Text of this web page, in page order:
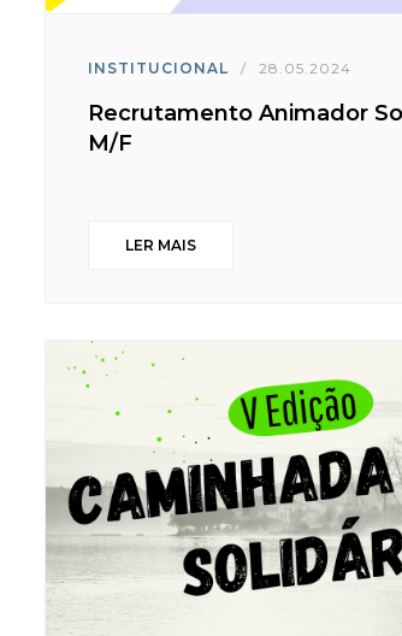
INSTITUCIONAL / 28.05.2024
Recrutamento Animador
M/F
LER MAIS